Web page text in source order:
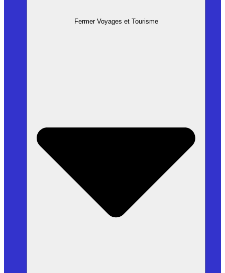
Fermer Voyages et Tourisme